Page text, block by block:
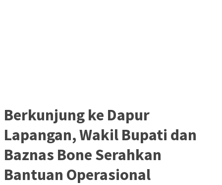
Berkunjung ke Dapur
Lapangan, Wakil Bupati dan
Baznas Bone Serahkan
Bantuan Operasional